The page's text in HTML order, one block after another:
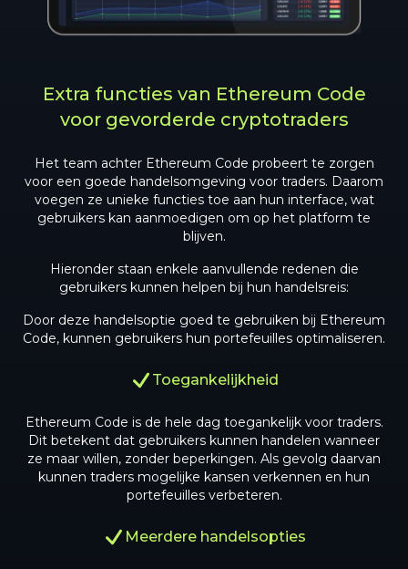
Extra functies van Ethereum Code
voor gevorderde cryptotraders
Het team achter Ethereum Code probeert te zorgen
voor een goede handelsomgeving voor traders. Daarom
voegen ze unieke functies toe aan hun interface, wat
gebruikers kan aanmoedigen om op het platform te
blijven.
Hieronder staan enkele aanvullende redenen die
gebruikers kunnen helpen bij hun handelsreis:
Door deze handelsoptie goed te gebruiken bij Ethereum
Code, kunnen gebruikers hun portefeuilles optimaliseren.
Toegankelijkheid
Ethereum Code is de hele dag toegankelijk voor traders.
Dit betekent dat gebruikers kunnen handelen wanneer
ze maar willen, zonder beperkingen. Als gevolg daarvan
kunnen traders mogelijke kansen verkennen en hun
portefeuilles verbeteren.
Meerdere handelsopties